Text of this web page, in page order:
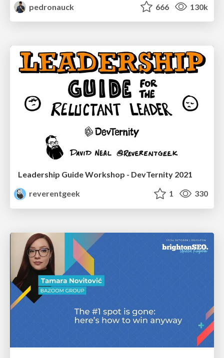
pedronauck
666 130k
Leadership Guide Workshop - DevTernity 2021
reverentgeek
1 330